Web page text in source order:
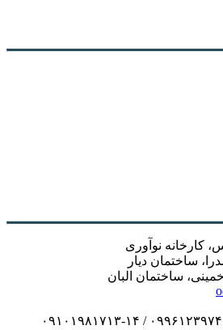
کارخانه نوآوری
ساختمان دیار
ساختمان البان